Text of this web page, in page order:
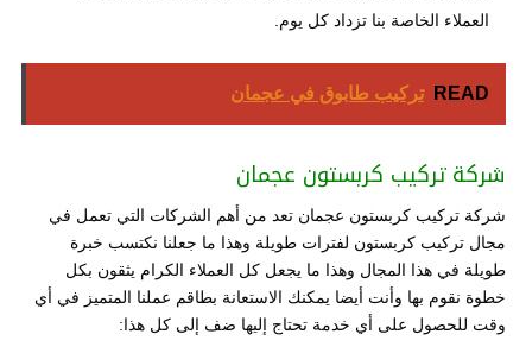
العملاء الخاصة بنا تزداد كل يوم.
READ تركيب طابوق في عجمان
شركة تركيب كربستون عجمان
شركة تركيب كربستون عجمان تعد من أهم الشركات التي تعمل في
مجال تركيب كربستون لفترات طويلة وهذا ما جعلنا نكتسب خبرة
طويلة في هذا المجال وهذا ما يجعل كل العملاء الكرام يثقون بكل
خطوة نقوم بها وأنت أيضا يمكنك الاستعانة بطاقم عملنا المتميز في أي
وقت للحصول على أي خدمة تحتاج إليها ضف إلى كل هذا: